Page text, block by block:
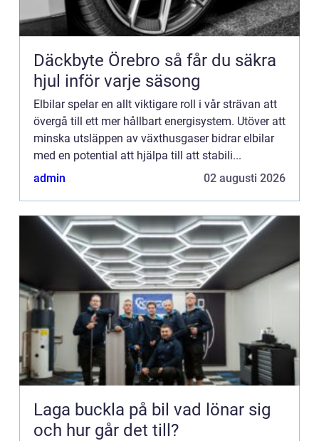
Däckbyte Örebro så får du säkra
hjul inför varje säsong
Elbilar spelar en allt viktigare roll i vår strävan att
övergå till ett mer hållbart energisystem. Utöver att
minska utsläppen av växthusgaser bidrar elbilar
med en potential att hjälpa till att stabili...
admin
02 augusti 2026
Laga buckla på bil vad lönar sig
och hur går det till?